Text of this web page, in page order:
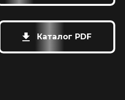
Каталог PDF